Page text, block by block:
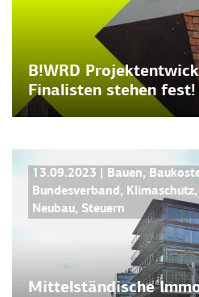
B!WRD
Finalisten stehen
13.09.2023 Bauen,
Bundesverband , Klimaschutz,
Neubau, Steuern
Mittelständische